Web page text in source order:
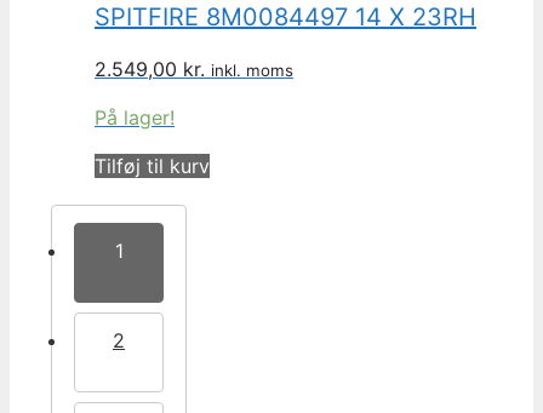
SPITFIRE 8M0084497 14 X 23RH
2.549,00 kr. inkl. moms
På lager!
Tilføj til kurv
1
2